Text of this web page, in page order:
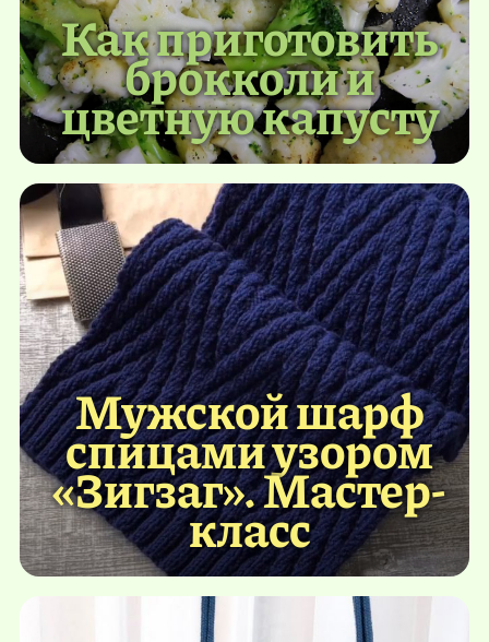
Как приготовить
брокколи и
цветную капусту
Мужской шарф
спицами узором
«Зигзаг». Мастер-
класс